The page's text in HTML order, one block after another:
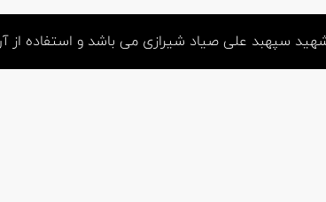
سپهبد علی صیاد شیرازی می باشد و استفاده از